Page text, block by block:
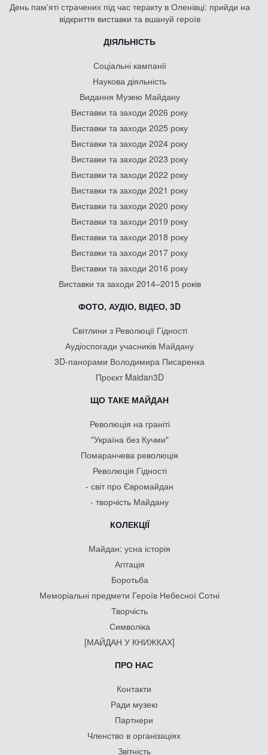
День памʼяті страчених під час теракту в Оленівці: прийди на
відкриття виставки та вшануй героїв
ДІЯЛЬНІСТЬ
Соціальні кампанії
Наукова діяльність
Видання Музею Майдану
Виставки та заходи 2026 року
Виставки та заходи 2025 року
Виставки та заходи 2024 року
Виставки та заходи 2023 року
Виставки та заходи 2022 року
Виставки та заходи 2021 року
Виставки та заходи 2020 року
Виставки та заходи 2019 року
Виставки та заходи 2018 року
Виставки та заходи 2017 року
Виставки та заходи 2016 року
Виставки та заходи 2014–2015 років
ФОТО, АУДІО, ВІДЕО, 3D
Світлини з Революції Гідності
Аудіоспогади учасників Майдану
3D-панорами Володимира Писаренка
Проєкт Maidan3D
ЩО ТАКЕ МАЙДАН
Революція на граніті
"Україна без Кучми"
Помаранчева революція
Революція Гідності
- світ про Євромайдан
- творчість Майдану
КОЛЕКЦІЇ
Майдан: усна історія
Агітація
Боротьба
Меморіальні предмети Героїв Небесної Сотні
Творчість
Символіка
[МАЙДАН У КНИЖКАХ]
ПРО НАС
Контакти
Ради музею
Партнери
Членство в організаціях
Звітність